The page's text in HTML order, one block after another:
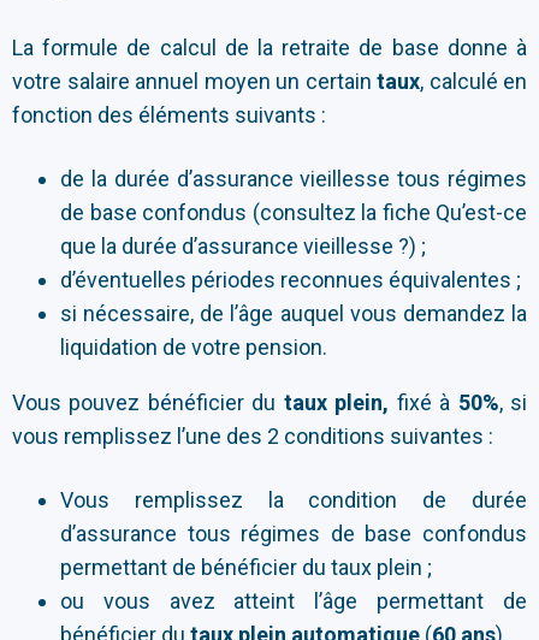
La formule de calcul de la retraite de base donne à
votre salaire annuel moyen un certain taux, calculé en
fonction des éléments suivants :
de la durée d’assurance vieillesse tous régimes
de base confondus (consultez la fiche Qu’est-ce
que la durée d’assurance vieillesse ?) ;
d’éventuelles périodes reconnues équivalentes ;
si nécessaire, de l’âge auquel vous demandez la
liquidation de votre pension.
Vous pouvez bénéficier du taux plein, fixé à 50%, si
vous remplissez l’une des 2 conditions suivantes :
Vous remplissez la condition de durée
d’assurance tous régimes de base confondus
permettant de bénéficier du taux plein ;
ou vous avez atteint l’âge permettant de
bénéficier du taux plein automatique (60 ans).